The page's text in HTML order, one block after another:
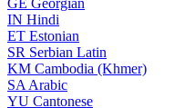
GE Georgian
IN Hindi
ET Estonian
SR Serbian Latin
KM Cambodia (Khmer)
SA Arabic
YU Cantonese